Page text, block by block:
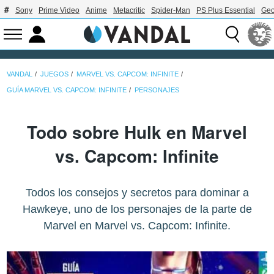
Sony Prime Video Anime Metacritic Spider-Man PS Plus Essential
VANDAL JUEGOS MARVEL VS. CAPCOM: INFINITE
GUÍA MARVEL VS. CAPCOM: INFINITE PERSONAJES
Todo sobre Hulk en Marvel
vs. Capcom: Infinite
Todos los consejos y secretos para dominar a
Hawkeye, uno de los personajes de la parte de
Marvel en Marvel vs. Capcom: Infinite.